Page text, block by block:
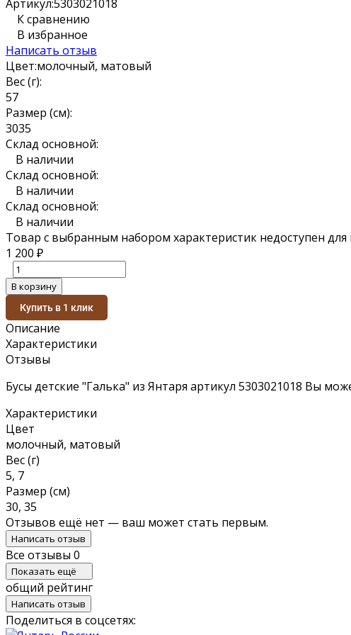
Артикул:5303021018
К сравнению
В избранное
Написать отзыв
Цвет:молочный, матовый
Вес (г):
57
Размер (см):
3035
Склад основной:
В наличии
Склад основной:
В наличии
Склад основной:
В наличии
Товар с выбранным набором характеристик недоступен для
1 200 ₽
В корзину
Купить в 1 клик
Описание
Характеристики
Отзывы
Бусы детские "Галька" из Янтаря артикул 5303021018 Вы
Характеристики
Цвет
молочный, матовый
Вес (г)
5, 7
Размер (см)
30, 35
Отзывов ещё нет — ваш может стать первым.
Написать отзыв
Все отзывы 0
Показать ещё
общий рейтинг
Написать отзыв
Поделиться в соцсетях: